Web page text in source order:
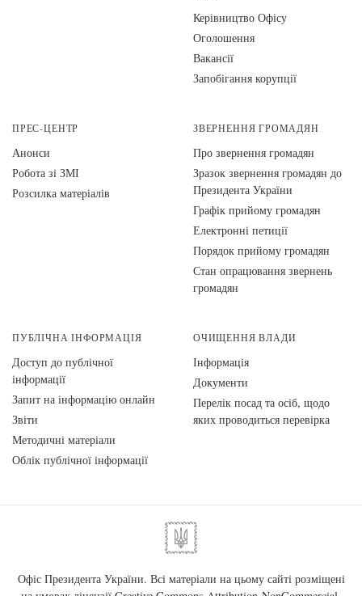
Керівництво Офісу
Оголошення
Вакансії
Запобігання корупції
ПРЕС-ЦЕНТР
Анонси
Робота зі ЗМІ
Розсилка матеріалів
ЗВЕРНЕННЯ ГРОМАДЯН
Про звернення громадян
Зразок звернення громадян до
Президента України
Графік прийому громадян
Електронні петиції
Порядок прийому громадян
Стан опрацювання звернень
громадян
ПУБЛІЧНА ІНФОРМАЦІЯ
Доступ до публічної
інформації
Запит на інформацію онлайн
Звіти
Методичні матеріали
Облік публічної інформації
ОЧИЩЕННЯ ВЛАДИ
Інформація
Документи
Перелік посад та осіб, щодо
яких проводиться перевірка
Офіс Президента України. Всі матеріали на цьому сайті розміщені